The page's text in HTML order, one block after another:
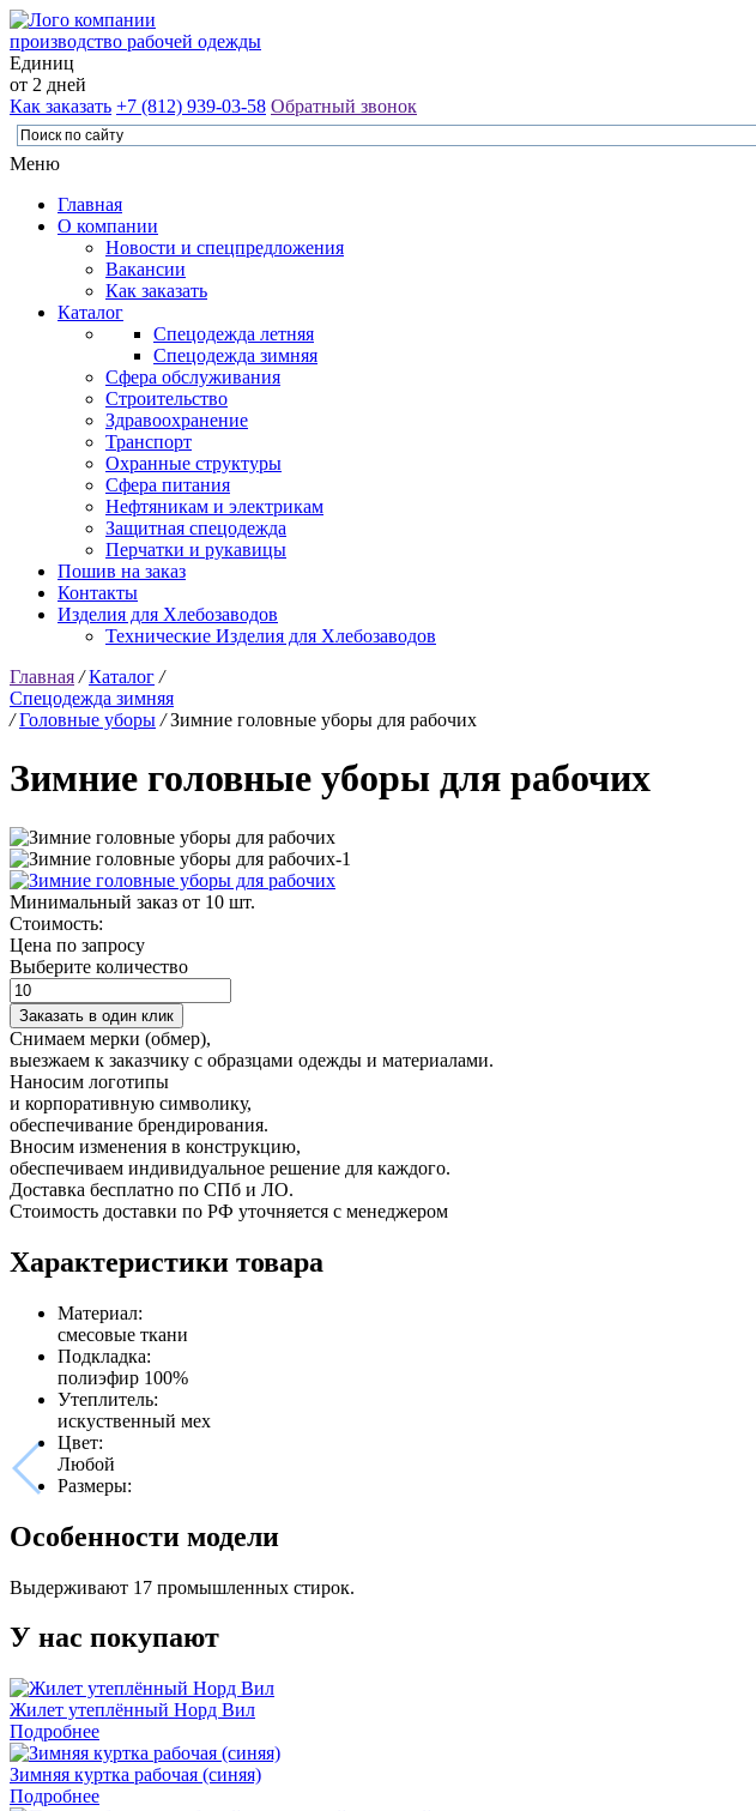
производство рабочей одежды
Единиц
от 2 дней
Как заказать +7 (812) 939-03-58 Обратный звонок
Меню
Главная
О компании
Новости и спецпредложения
Вакансии
Как заказать
Каталог
Спецодежда летняя
Спецодежда зимняя
Сфера обслуживания
Строительство
Здравоохранение
Транспорт
Охранные структуры
Сфера питания
Нефтяникам и электрикам
Защитная спецодежда
Перчатки и рукавицы
Пошив на заказ
Контакты
Изделия для Хлебозаводов
Технические Изделия для Хлебозаводов
Главная /Каталог /
Спецодежда зимняя
/Головные уборы /Зимние головные уборы для рабочих
Зимние головные уборы для рабочих
Минимальный заказ от 10 шт.
Стоимость:
Цена по запросу
Выберите количество
Заказать в один клик
Снимаем мерки (обмер),
выезжаем к заказчику с образцами одежды и материалами.
Наносим логотипы
и корпоративную символику,
обеспечивание брендирования.
Вносим изменения в конструкцию,
обеспечиваем индивидуальное решение для каждого.
Доставка бесплатно по СПб и ЛО.
Стоимость доставки по РФ уточняется с менеджером
Характеристики товара
Материал:
смесовые ткани
Подкладка:
полиэфир 100%
Утеплитель:
искуственный мех
Цвет:
Любой
Размеры:
Особенности модели
Выдерживают 17 промышленных стирок.
У нас покупают
Жилет утеплённый Норд Вил
Подробнее
Зимняя куртка рабочая (синяя)
Подробнее